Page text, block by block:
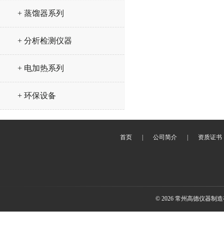
+ 蒸馏器系列
+ 分析检测仪器
+ 电加热系列
+ 环保设备
首页 公司简介 资质证书
© 2026 常州高德仪器制